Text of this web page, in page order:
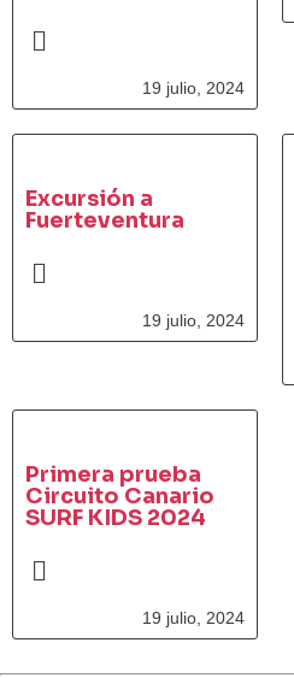
19 julio, 2024
Excursión a
Fuerteventura
19 julio, 2024
Primera prueba
Circuito Canario
SURF KIDS 2024
19 julio, 2024